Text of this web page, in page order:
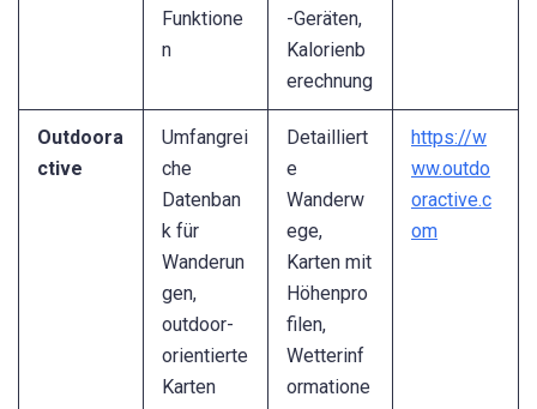
Funktione
n
-Geräten,
Kalorienb
erechnung
Outdoora
ctive
Umfangrei
che
Datenban
k für
Wanderun
gen,
outdoor-
orientierte
Karten
Detailliert
e
Wanderw
ege,
Karten mit
Höhenpro
filen,
Wetterinf
ormatione
https://w
ww.outdo
oractive.c
om